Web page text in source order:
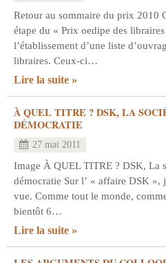
Retour au sommaire du prix 2010
étape du « Prix oedipe des
l’établissement d’une liste
libraires. Ceux-ci…
Lire la suite
À QUEL TITRE ? DSK, LA
DÉMOCRATIE
27 mai 2011
Image À QUEL TITRE ? DSK, La
démocratie Sur l’ « affaire DSK »,
vue. Comme tout le monde,
bientôt 6…
Lire la suite